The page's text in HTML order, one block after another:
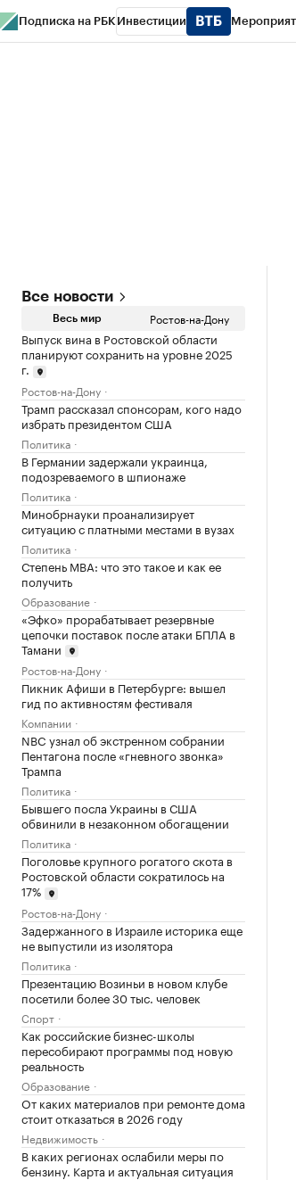
Подписка на РБК Инвестиции
Все новости
Весь мир Ростов-на-Дону
Выпуск вина в Ростовской области
планируют сохранить на уровне 2025
г.
Ростов-на-Дону
Трамп рассказал спонсорам, кого надо
избрать президентом США
Политика
В Германии задержали украинца,
подозреваемого в шпионаже
Политика
Минобрнауки проанализирует
ситуацию с платными местами в вузах
Политика
Степень MBA: что это такое и как ее
получить
Образование
«Эфко» прорабатывает резервные
цепочки поставок после атаки БПЛА в
Тамани
Ростов-на-Дону
Пикник Афиши в Петербурге: вышел
гид по активностям фестиваля
Компании
NBC узнал об экстренном собрании
Пентагона после «гневного звонка»
Трампа
Политика
Бывшего посла Украины в США
обвинили в незаконном обогащении
Политика
Поголовье крупного рогатого скота в
Ростовской области сократилось на
17%
Ростов-на-Дону
Задержанного в Израиле историка еще
не выпустили из изолятора
Политика
Презентацию Возиньи в новом клубе
посетили более 30 тыс. человек
Спорт
Как российские бизнес-школы
пересобирают программы под новую
реальность
Образование
От каких материалов при ремонте дома
стоит отказаться в 2026 году
Недвижимость
В каких регионах ослабили меры по
бензину. Карта и актуальная ситуация